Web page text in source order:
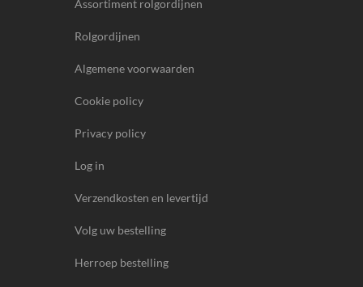
Assortiment rolgordijnen
Rolgordijnen
Algemene voorwaarden
Cookie policy
Privacy policy
Log in
Verzendkosten en levertijd
Volg uw bestelling
Herroep bestelling